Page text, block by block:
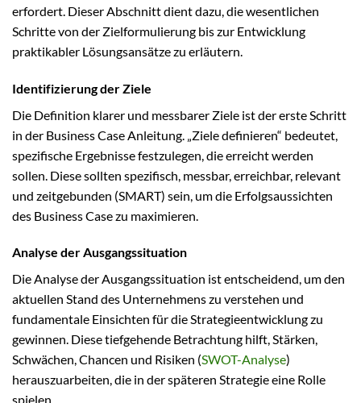
erfordert. Dieser Abschnitt dient dazu, die wesentlichen
Schritte von der Zielformulierung bis zur Entwicklung
praktikabler Lösungsansätze zu erläutern.
Identifizierung der Ziele
Die Definition klarer und messbarer Ziele ist der erste Schritt
in der Business Case Anleitung. „Ziele definieren“ bedeutet,
spezifische Ergebnisse festzulegen, die erreicht werden
sollen. Diese sollten spezifisch, messbar, erreichbar, relevant
und zeitgebunden (SMART) sein, um die Erfolgsaussichten
des Business Case zu maximieren.
Analyse der Ausgangssituation
Die Analyse der Ausgangssituation ist entscheidend, um den
aktuellen Stand des Unternehmens zu verstehen und
fundamentale Einsichten für die Strategieentwicklung zu
gewinnen. Diese tiefgehende Betrachtung hilft, Stärken,
Schwächen, Chancen und Risiken (SWOT-Analyse)
herauszuarbeiten, die in der späteren Strategie eine Rolle
spielen.